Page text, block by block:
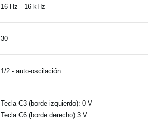
16 Hz - 16 kHz
30
1/2 - auto-oscilación
Tecla C3 (borde izquierdo): 0 V
Tecla C6 (borde derecho) 3 V